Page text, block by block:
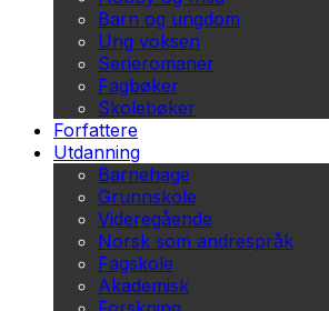
Barn og ungdom
Ung voksen
Serieromaner
Fagbøker
Skolebøker
Forfattere
Utdanning
Barnehage
Grunnskole
Videregående
Norsk som andrespråk
Fagskole
Akademisk